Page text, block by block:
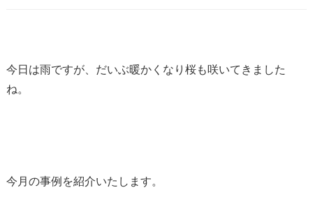
今日は雨ですが、だいぶ暖かくなり桜も咲いてきました
ね。
今月の事例を紹介いたします。